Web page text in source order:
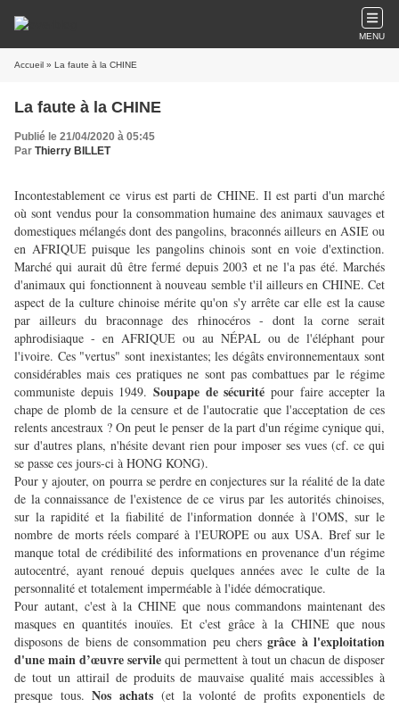
MENU
Accueil » La faute à la CHINE
La faute à la CHINE
Publié le 21/04/2020 à 05:45
Par Thierry BILLET
Incontestablement ce virus est parti de CHINE. Il est parti d'un marché
où sont vendus pour la consommation humaine des animaux sauvages et
domestiques mélangés dont des pangolins, braconnés ailleurs en ASIE ou
en AFRIQUE puisque les pangolins chinois sont en voie d'extinction.
Marché qui aurait dû être fermé depuis 2003 et ne l'a pas été. Marchés
d'animaux qui fonctionnent à nouveau semble t'il ailleurs en CHINE. Cet
aspect de la culture chinoise mérite qu'on s'y arrête car elle est la cause
par ailleurs du braconnage des rhinocéros - dont la corne serait
aphrodisiaque - en AFRIQUE ou au NÉPAL ou de l'éléphant pour
l'ivoire. Ces "vertus" sont inexistantes; les dégâts environnementaux sont
considérables mais ces pratiques ne sont pas combattues par le régime
communiste depuis 1949. Soupape de sécurité pour faire accepter la
chape de plomb de la censure et de l'autocratie que l'acceptation de ces
relents ancestraux ? On peut le penser de la part d'un régime cynique qui,
sur d'autres plans, n'hésite devant rien pour imposer ses vues (cf. ce qui
se passe ces jours-ci à HONG KONG).
Pour y ajouter, on pourra se perdre en conjectures sur la réalité de la date
de la connaissance de l'existence de ce virus par les autorités chinoises,
sur la rapidité et la fiabilité de l'information donnée à l'OMS, sur le
nombre de morts réels comparé à l'EUROPE ou aux USA. Bref sur le
manque total de crédibilité des informations en provenance d'un régime
autocentré, ayant renoué depuis quelques années avec le culte de la
personnalité et totalement imperméable à l'idée démocratique.
Pour autant, c'est à la CHINE que nous commandons maintenant des
masques en quantités inouïes. Et c'est grâce à la CHINE que nous
disposons de biens de consommation peu chersgrâce à l'exploitation
d'une main d’œuvre servile qui permettent à tout un chacun de disposer
de tout un attirail de produits de mauvaise qualité mais accessibles à
presque tous.Nos achats (et la volonté de profits exponentiels de